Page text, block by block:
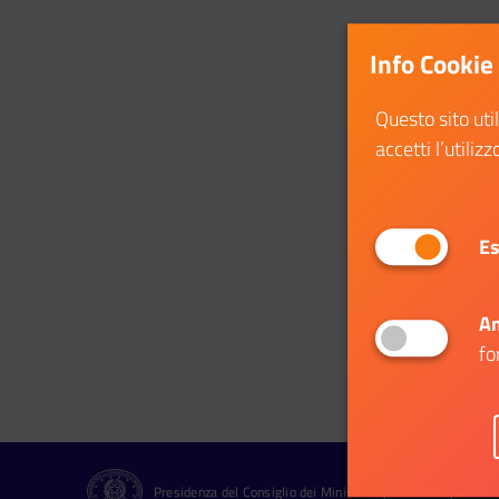
Presidenza del Consiglio dei Ministri Dipartimento per le
Info Cookie
Questo sito
accetti